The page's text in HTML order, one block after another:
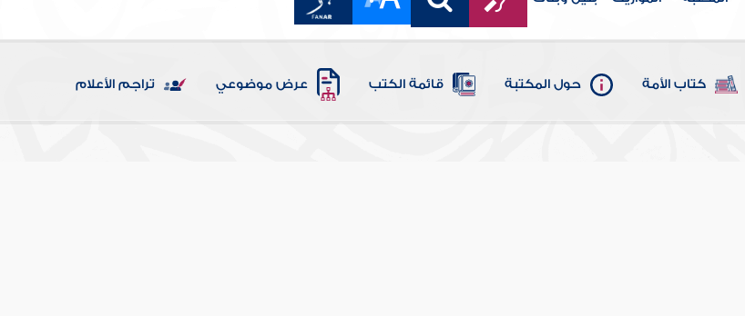
كتاب الأمة حول المكتبة قائمة الكتب عرض موضوعي تراجم الأعلام